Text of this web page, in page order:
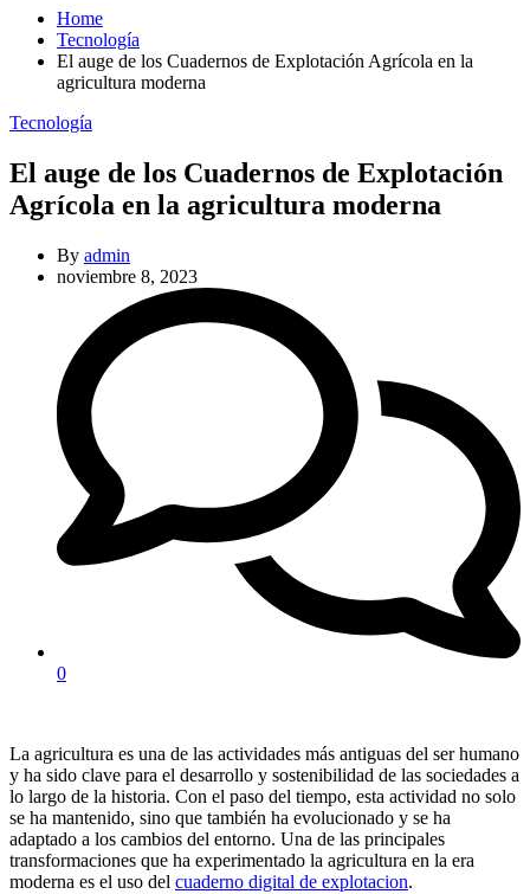
Home
Tecnología
El auge de los Cuadernos de Explotación Agrícola en la
agricultura moderna
Categories
Tecnología
El auge de los Cuadernos de Explotación
Agrícola en la agricultura moderna
By admin
noviembre 8, 2023
0
La agricultura es una de las actividades más antiguas del ser humano
y ha sido clave para el desarrollo y sostenibilidad de las sociedades a
lo largo de la historia. Con el paso del tiempo, esta actividad no solo
se ha mantenido, sino que también ha evolucionado y se ha
adaptado a los cambios del entorno. Una de las principales
transformaciones que ha experimentado la agricultura en la era
moderna es el uso del cuaderno digital de explotacion.